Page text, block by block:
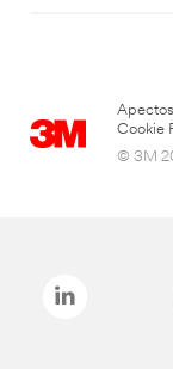
Cookie
© 3M